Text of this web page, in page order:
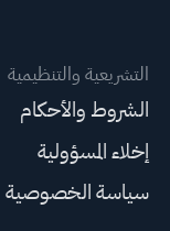
التشريعية والتنظيمية
الشروط والأحكام
إخلاء المسؤولية
سياسة الخصوصية